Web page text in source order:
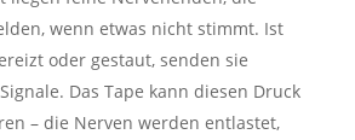
wenn etwas nicht stimmt. Ist
oder gestaut, senden sie
Das Tape kann diesen Druck
– die Nerven werden entlastet,